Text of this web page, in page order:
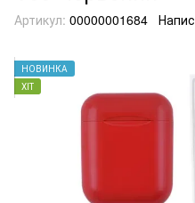
Артикул: 00000001684
НОВИНКА
ХІТ